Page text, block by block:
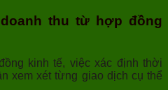
thu từ hợp đồng
kinh tế, việc xác định thời
xem xét từng giao dịch cụ thể